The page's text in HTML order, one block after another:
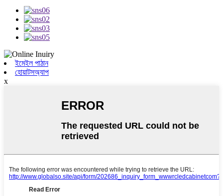
ইমেইল পাঠান
হোয়াটসঅ্যাপ
x